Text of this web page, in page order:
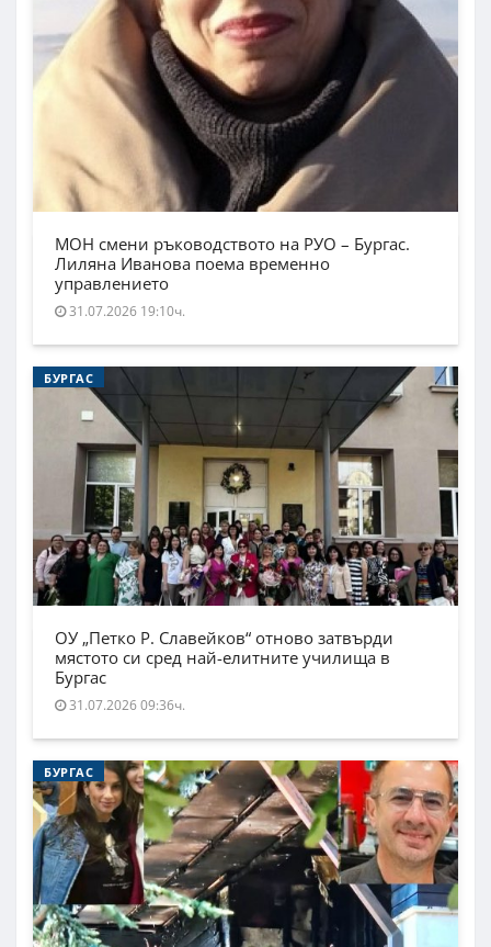
МОН смени ръководството на РУО – Бургас.
Лиляна Иванова поема временно
управлението
31.07.2026 19:10ч.
БУРГАС
ОУ „Петко Р. Славейков“ отново затвърди
мястото си сред най-елитните училища в
Бургас
31.07.2026 09:36ч.
БУРГАС